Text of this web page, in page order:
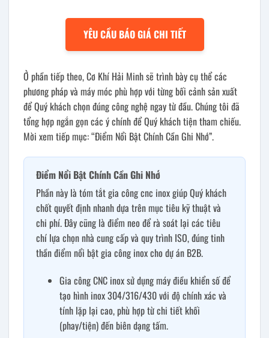
YÊU CẦU BÁO GIÁ CHI TIẾT
Ở phần tiếp theo, Cơ Khí Hải Minh sẽ trình bày cụ thể các
phương pháp và máy móc phù hợp với từng bối cảnh sản xuất
để Quý khách chọn đúng công nghệ ngay từ đầu. Chúng tôi đã
tổng hợp ngắn gọn các ý chính để Quý khách tiện tham chiếu.
Mời xem tiếp mục: “Điểm Nổi Bật Chính Cần Ghi Nhớ”.
Điểm Nổi Bật Chính Cần Ghi Nhớ
Phần này là tóm tắt gia công cnc inox giúp Quý khách
chốt quyết định nhanh dựa trên mục tiêu kỹ thuật và
chi phí. Đây cũng là điểm neo để rà soát lại các tiêu
chí lựa chọn nhà cung cấp và quy trình ISO, đúng tinh
thần điểm nổi bật gia công inox cho dự án B2B.
Gia công CNC inox sử dụng máy điều khiển số để
tạo hình inox 304/316/430 với độ chính xác và
tính lặp lại cao, phù hợp từ chi tiết khối
(phay/tiện) đến biên dạng tấm.